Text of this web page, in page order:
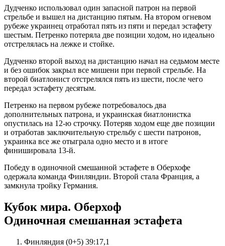
Дудченко использовал один запасной патрон на первой
стрельбе и вышел на дистанцию пятым. На втором огневом
рубеже украинец отработал пять из пяти и передал эстафету
шестым. Петренко потеряла две позиции ходом, но идеально
отстрелялась на лежке и стойке.
Дудченко второй выход на дистанцию начал на седьмом месте
и без ошибок закрыл все мишени при первой стрельбе. На
второй биатлонист отстрелялся пять из шести, после чего
передал эстафету десятым.
Петренко на первом рубеже потребовалось два
дополнительных патрона, и украинская биатлонистка
опустилась на 12-ю строчку. Потеряв ходом еще две позиции
и отработав заключительную стрельбу с шести патронов,
украинка все же отыграла одно место и в итоге
финишировала 13-й.
Победу в одиночной смешанной эстафете в Оберхофе
одержала команда Финляндии. Второй стала Франция, а
замкнула тройку Германия.
Кубок мира. Оберхоф
Одиночная смешанная эстафета
Финляндия (0+5) 39:17,1